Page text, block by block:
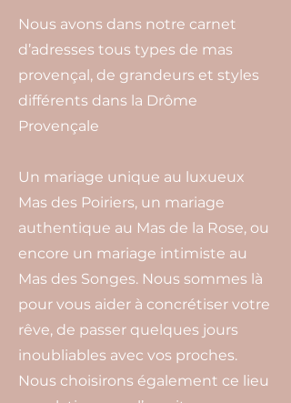
Nous avons dans notre carnet
d’adresses tous types de mas
provençal, de grandeurs et styles
différents dans la Drôme
Provençale
Un mariage unique au luxueux
Mas des Poiriers, un mariage
authentique au Mas de la Rose, ou
encore un mariage intimiste au
Mas des Songes. Nous sommes là
pour vous aider à concrétiser votre
rêve, de passer quelques jours
inoubliables avec vos proches.
Nous choisirons également ce lieu